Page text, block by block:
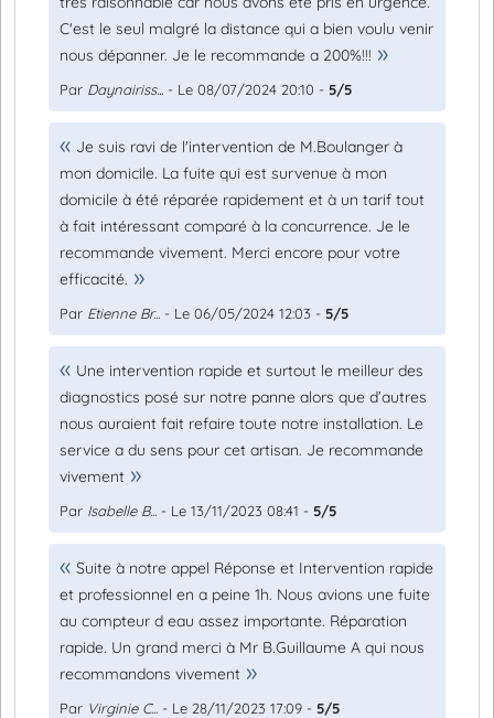
C'est le seul malgré la distance qui a bien voulu venir
nous dépanner. Je le recommande a 200%!!!
Par Daynairiss... - Le 08/07/2024 20:10 - 5/5
Je suis ravi de l'intervention de M.Boulanger à
mon domicile. La fuite qui est survenue à mon
domicile à été réparée rapidement et à un tarif tout
à fait intéressant comparé à la concurrence. Je le
recommande vivement. Merci encore pour votre
efficacité.
Par Etienne Br... - Le 06/05/2024 12:03 - 5/5
Une intervention rapide et surtout le meilleur des
diagnostics posé sur notre panne alors que d’autres
nous auraient fait refaire toute notre installation. Le
service a du sens pour cet artisan. Je recommande
vivement
Par Isabelle B... - Le 13/11/2023 08:41 - 5/5
Suite à notre appel Réponse et Intervention rapide
et professionnel en a peine 1h. Nous avions une fuite
au compteur d eau assez importante. Réparation
rapide. Un grand merci à Mr B.Guillaume A qui nous
recommandons vivement
Par Virginie C... - Le 28/11/2023 17:09 - 5/5